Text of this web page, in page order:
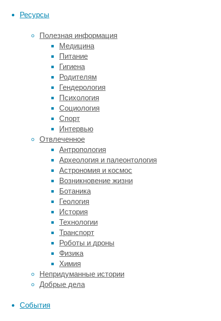
Ресурсы
Полезная информация
Медицина
Питание
Гигиена
Родителям
Гендерология
Психология
Социология
Спорт
Интервью
Отвлеченное
Антропология
Археология и палеонтология
Астрономия и космос
Возникновение жизни
Ботаника
Геология
История
Технологии
Транспорт
Роботы и дроны
Физика
Химия
Непридуманные истории
Добрые дела
События
путем
кесарева
сечения
чаще
развивалось
наиболее
распространенное
детское
онкогематологическое
заболевание
—
острый
лимфобластный
лейкоз
(отношение
рисков
1,21),
особенности
В-
клеточный
(отношение
рисков
1,29).
Эта
корреляция
при